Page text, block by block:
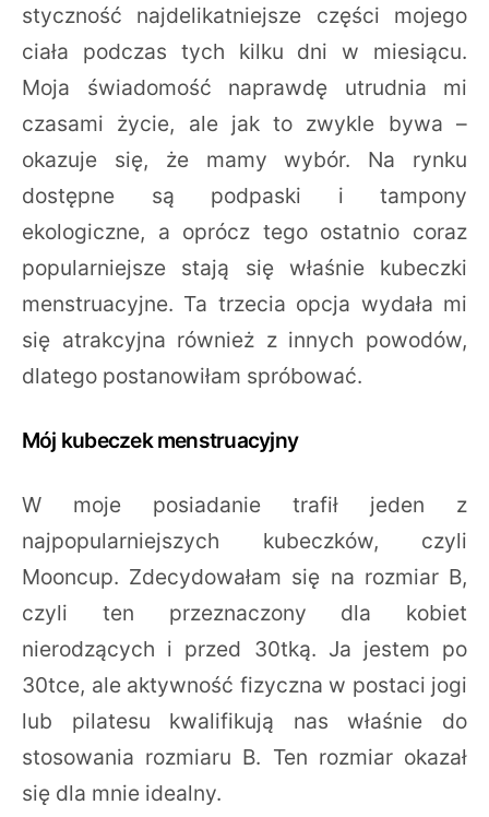
styczność najdelikatniejsze części mojego
ciała podczas tych kilku dni w miesiącu.
Moja świadomość naprawdę utrudnia mi
czasami życie, ale jak to zwykle bywa –
okazuje się, że mamy wybór. Na rynku
dostępne są podpaski i tampony
ekologiczne, a oprócz tego ostatnio coraz
popularniejsze stają się właśnie kubeczki
menstruacyjne. Ta trzecia opcja wydała mi
się atrakcyjna również z innych powodów,
dlatego postanowiłam spróbować.
Mój kubeczek menstruacyjny
W moje posiadanie trafił jeden z
najpopularniejszych kubeczków, czyli
Mooncup. Zdecydowałam się na rozmiar B,
czyli ten przeznaczony dla kobiet
nierodzących i przed 30tką. Ja jestem po
30tce, ale aktywność fizyczna w postaci jogi
lub pilatesu kwalifikują nas właśnie do
stosowania rozmiaru B. Ten rozmiar okazał
się dla mnie idealny.